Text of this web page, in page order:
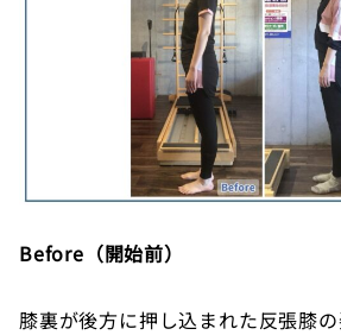
Before（開始前）
膝裏が後方に押し込まれた反張膝